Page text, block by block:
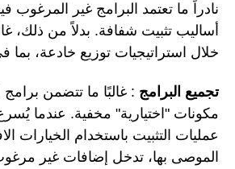
نادراً ما تعتمد البرامج غير المرغوب
أساليب تثبيت شفافة. بدلاً من ذلك،
خلال استراتيجيات توزيع خادعة، بما
تجميع البرامج : غالبًا ما تتضمن برامج
مكونات "اختيارية" مخفية. عندما
عمليات التثبيت باستخدام الخيارات
الموصى بها، تدخل إضافات غير